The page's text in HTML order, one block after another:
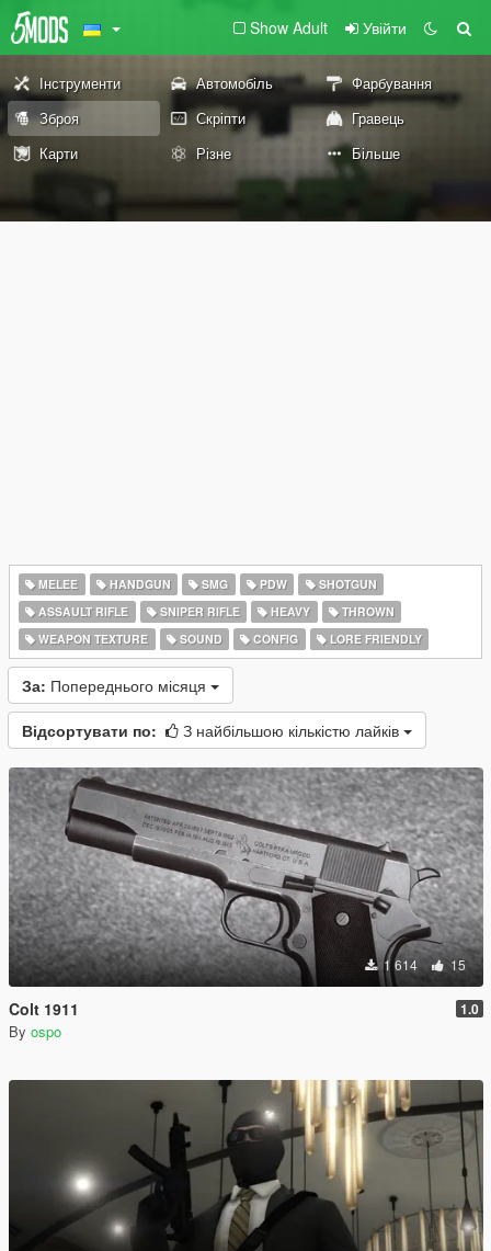
Show Adult Увійти
Інструменти Автомобіль
Фарбування
Зброя
Скріпти
Гравець
Карти
Різне Більше
MELEE HANDGUN SMG PDW
SHOTGUN
ASSAULT RIFLE
SNIPER RIFLE HEAVY
THROWN
WEAPON TEXTURE
SOUND CONFIG LORE FRIENDLY
За: Попереднього місяця
Відсортувати по: З найбільшою кількістю лайків
1 614 15
Colt 1911 1.0
By ospo